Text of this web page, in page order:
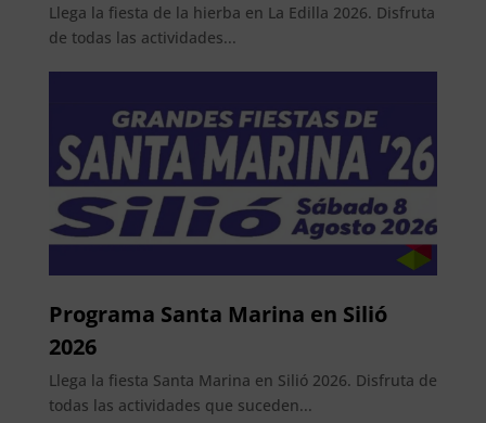
Llega la fiesta de la hierba en La Edilla 2026. Disfruta
de todas las actividades...
Programa Santa Marina en Silió
2026
Llega la fiesta Santa Marina en Silió 2026. Disfruta de
todas las actividades que suceden...